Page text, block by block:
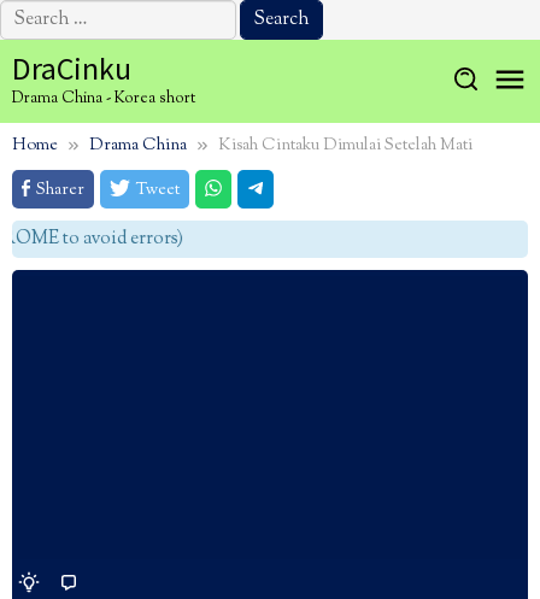
Search
for:
to
content
DraCinku
Drama China - Korea short
Home Drama China
Kisah Cintaku Dimulai Setelah Mati
Sharer
Tweet
to avoid errors)